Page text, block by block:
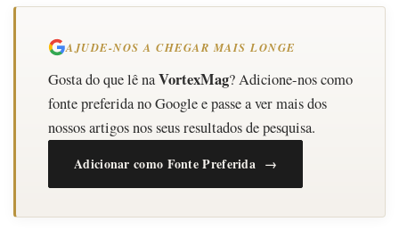
AJUDE-NOS A CHEGAR MAIS LONGE
Gosta do que lê naVortexMag? Adicione-nos como
fonte preferida no Google e passe a ver mais dos
nossos artigos nos seus resultados de pesquisa.
Adicionar como Fonte Preferida →